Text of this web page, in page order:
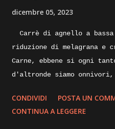
dicembre 05, 2023
Carrè di agnello a bassa
riduzione di melagrana e
Carne, ebbene si ogni
d'altronde siamo
alla nostra massa
sostituire la/ il
CONDIVIDI
POSTA UN
CONTINUA A LEGGERE